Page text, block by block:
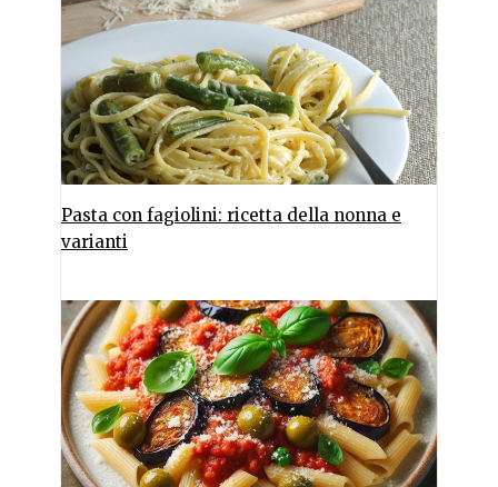
Pasta con fagiolini: ricetta della nonna e
varianti